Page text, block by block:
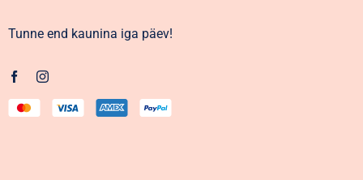
Tunne end kaunina iga päev!